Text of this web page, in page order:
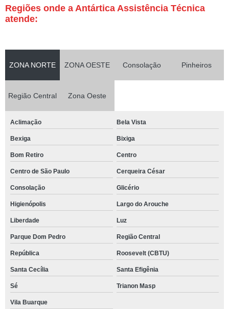
Regiões onde a Antártica Assistência Técnica
atende:
ZONA NORTE ZONA OESTE Consolação Pinheiros
Região Central Zona Oeste
Aclimação Bela Vista
Bexiga Bixiga
Bom Retiro Centro
Centro de São Paulo Cerqueira César
Consolação Glicério
Higienópolis Largo do Arouche
Liberdade Luz
Parque Dom Pedro Região Central
República Roosevelt (CBTU)
Santa Cecília Santa Efigênia
Sé Trianon Masp
Vila Buarque